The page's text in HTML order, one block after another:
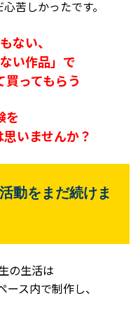
苦しかったです。
ない、
い作品」で
ってもらう
を
いませんか？
動をまだ続けま
の生活は
ース内で制作し、